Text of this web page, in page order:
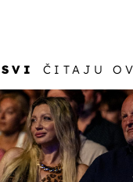
SVI ČITAJU